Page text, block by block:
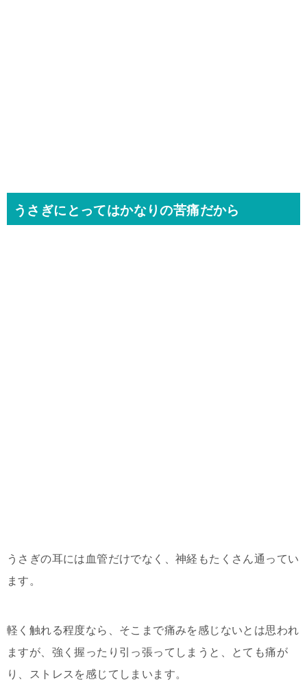
うさぎにとってはかなりの苦痛だから
うさぎの耳には血管だけでなく、神経もたくさん通ってい
ます。
軽く触れる程度なら、そこまで痛みを感じないとは思われ
ますが、強く握ったり引っ張ってしまうと、とても痛が
り、ストレスを感じてしまいます。